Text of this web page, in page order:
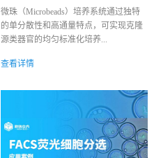
微珠（Microbeads）培养系统通过独特
的单分散性和高通量特点，可实现克隆
源类器官的均匀标准化培养...
查看详情